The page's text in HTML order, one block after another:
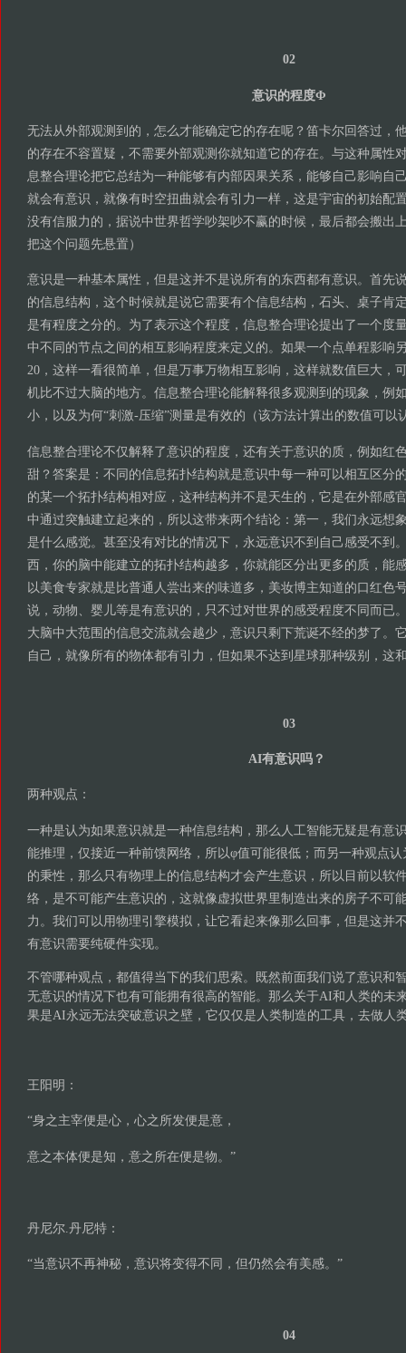
02
意识的程度Φ
无法从外部观测到的，怎么才能确定它的存在呢？笛卡尔回答过，
的存在不容置疑，不需要外部观测你就知道它的存在。与这种属性
息整合理论把它总结为一种能够有内部因果关系，能够自己影响自
就会有意识，就像有时空扭曲就会有引力一样，这是宇宙的初始配
没有信服力的，据说中世界哲学吵架吵不赢的时候，最后都会搬出
把这个问题先悬置）
意识是一种基本属性，但是这并不是说所有的东西都有意识。首先
的信息结构，这个时候就是说它需要有个信息结构，石头、桌子肯
是有程度之分的。为了表示这个程度，信息整合理论提出了一个度
中不同的节点之间的相互影响程度来定义的。如果一个点单程影响
20，这样一看很简单，但是万事万物相互影响，这样就数值巨大，
机比不过大脑的地方。信息整合理论能解释很多观测到的现象，例
小，以及为何“刺激-压缩”测量是有效的（该方法计算出的数值可以
信息整合理论不仅解释了意识的程度，还有关于意识的质，例如红
甜？答案是：不同的信息拓扑结构就是意识中每一种可以相互区分
的某一个拓扑结构相对应，这种结构并不是天生的，它是在外部感
中通过突触建立起来的，所以这带来两个结论：第一，我们永远想
是什么感觉。甚至没有对比的情况下，永远意识不到自己感受不到
西，你的脑中能建立的拓扑结构越多，你就能区分出更多的质，能
以美食专家就是比普通人尝出来的味道多，美妆博主知道的口红色
说，动物、婴儿等是有意识的，只不过对世界的感受程度不同而已
大脑中大范围的信息交流就会越少，意识只剩下荒诞不经的梦了。
自己，就像所有的物体都有引力，但如果不达到星球那种级别，这
03
AI有意识吗？
两种观点：
一种是认为如果意识就是一种信息结构，那么人工智能无疑是有意
能推理，仅接近一种前馈网络，所以φ值可能很低；而另一种观点
的秉性，那么只有物理上的信息结构才会产生意识，所以目前以软
络，是不可能产生意识的，这就像虚拟世界里制造出来的房子不可
力。我们可以用物理引擎模拟，让它看起来像那么回事，但是这并
有意识需要纯硬件实现。
不管哪种观点，都值得当下的我们思索。既然前面我们说了意识和
无意识的情况下也有可能拥有很高的智能。那么关于AI和人类的未
果是AI永远无法突破意识之壁，它仅仅是人类制造的工具，去做人
王阳明：
“身之主宰便是心，心之所发便是意，
意之本体便是知，意之所在便是物。 ”
丹尼尔.丹尼特：
“当意识不再神秘，意识将变得不同，但仍然会有美感。”
04